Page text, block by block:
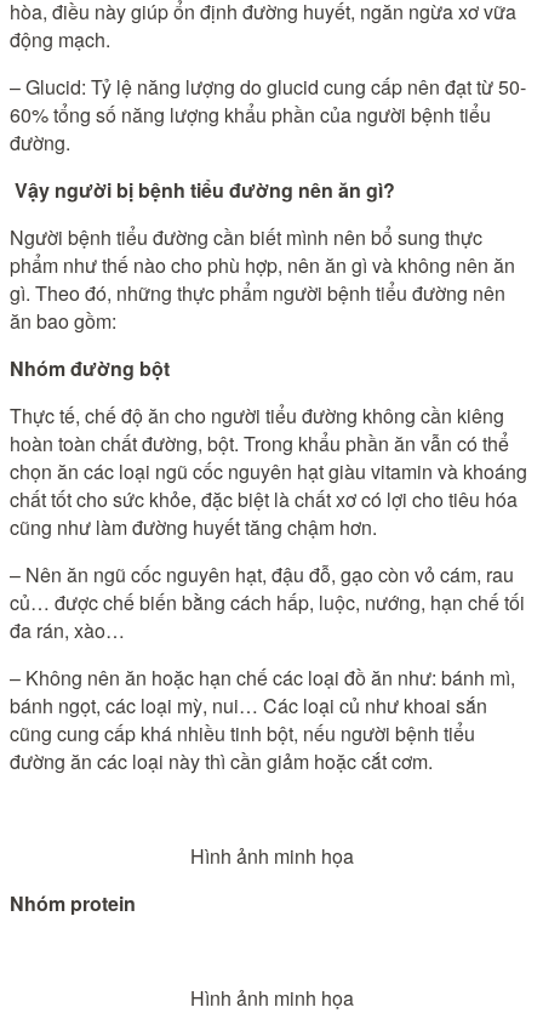
hòa, điều này giúp ổn định đường huyết, ngăn ngừa xơ vữa
động mạch.
– Glucid: Tỷ lệ năng lượng do glucid cung cấp nên đạt từ 50-
60% tổng số năng lượng khẩu phần của người bệnh tiểu
đường.
Vậy người bị bệnh tiểu đường nên ăn gì?
Người bệnh tiểu đường cần biết mình nên bổ sung thực
phẩm như thế nào cho phù hợp, nên ăn gì và không nên ăn
gì. Theo đó, những thực phẩm người bệnh tiểu đường nên
ăn bao gồm:
Nhóm đường bột
Thực tế, chế độ ăn cho người tiểu đường không cần kiêng
hoàn toàn chất đường, bột. Trong khẩu phần ăn vẫn có thể
chọn ăn các loại ngũ cốc nguyên hạt giàu vitamin và khoáng
chất tốt cho sức khỏe, đặc biệt là chất xơ có lợi cho tiêu hóa
cũng như làm đường huyết tăng chậm hơn.
– Nên ăn ngũ cốc nguyên hạt, đậu đỗ, gạo còn vỏ cám, rau
củ… được chế biến bằng cách hấp, luộc, nướng, hạn chế tối
đa rán, xào…
– Không nên ăn hoặc hạn chế các loại đồ ăn như: bánh mì,
bánh ngọt, các loại mỳ, nui… Các loại củ như khoai sắn
cũng cung cấp khá nhiều tinh bột, nếu người bệnh tiểu
đường ăn các loại này thì cần giảm hoặc cắt cơm.
Hình ảnh minh họa
Nhóm protein
Hình ảnh minh họa